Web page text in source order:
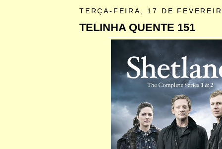
TERÇA-FEIRA, 17 DE
TELINHA QUENTE 151